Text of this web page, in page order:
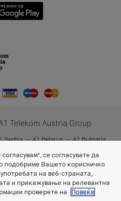
Telekom Austria Group
Serbia A1 Belarus
A1 Bulgaria
се согласувате да
подобриме Вашето корисничко
на веб-страната,
и прикажување на релевантна
проверете на
Повеќе